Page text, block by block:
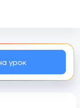
урок